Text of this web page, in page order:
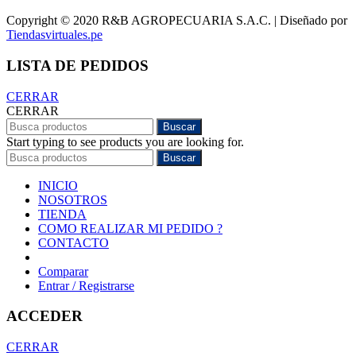
Copyright © 2020 R&B AGROPECUARIA S.A.C. | Diseñado por
Tiendasvirtuales.pe
LISTA DE PEDIDOS
CERRAR
CERRAR
Buscar
Start typing to see products you are looking for.
Buscar
INICIO
NOSOTROS
TIENDA
COMO REALIZAR MI PEDIDO ?
CONTACTO
Comparar
Entrar / Registrarse
ACCEDER
CERRAR